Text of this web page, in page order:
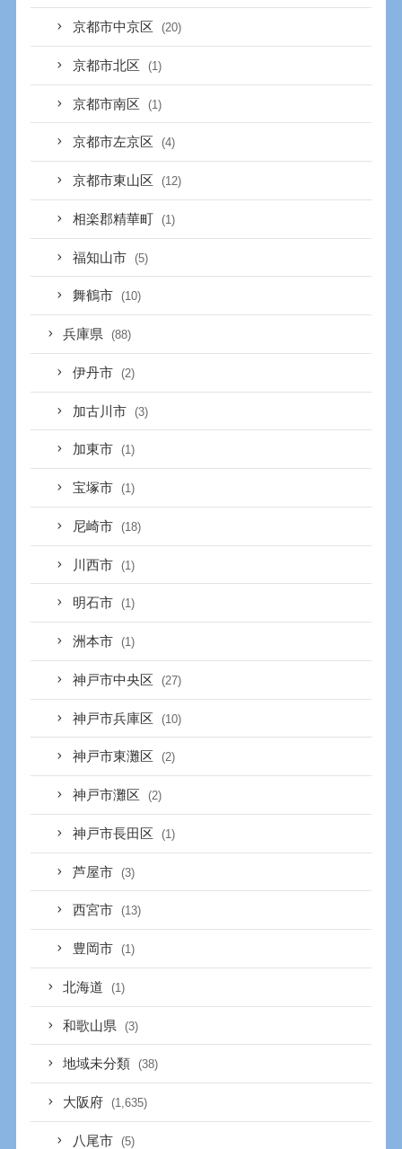
京都市中京区 (20)
京都市北区 (1)
京都市南区 (1)
京都市左京区 (4)
京都市東山区 (12)
相楽郡精華町 (1)
福知山市 (5)
舞鶴市 (10)
兵庫県 (88)
伊丹市 (2)
加古川市 (3)
加東市 (1)
宝塚市 (1)
尼崎市 (18)
川西市 (1)
明石市 (1)
洲本市 (1)
神戸市中央区 (27)
神戸市兵庫区 (10)
神戸市東灘区 (2)
神戸市灘区 (2)
神戸市長田区 (1)
芦屋市 (3)
西宮市 (13)
豊岡市 (1)
北海道 (1)
和歌山県 (3)
地域未分類 (38)
大阪府 (1,635)
八尾市 (5)